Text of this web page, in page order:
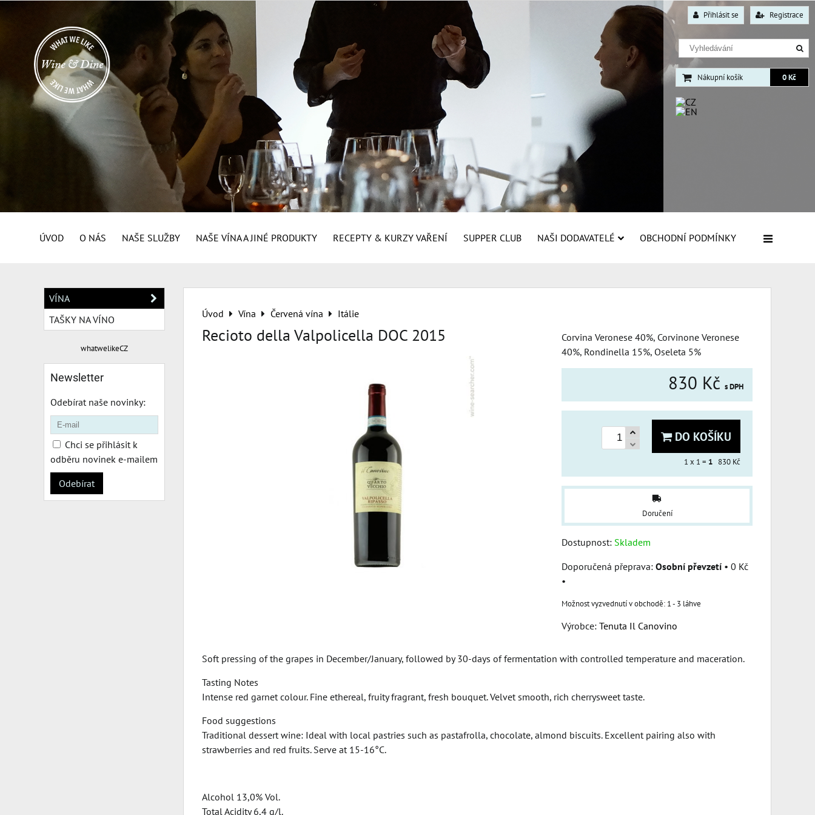
Přihlásit se Registrace
Nákupní košík 0 Kč
ÚVOD O NÁS NAŠE SLUŽBY NAŠE VÍNA A JINÉ PRODUKTY RECEPTY & KURZY VAŘENÍ SUPPER CLUB NAŠI DODAVATELÉ OBCHODNÍ PODMÍNKY
Úvod Vína Červená vína Itálie
Recioto della Valpolicella DOC 2015
Corvina Veronese 40%, Corvinone Veronese
40%, Rondinella 15%, Oseleta 5%
830 Kč s DPH
DO KOŠÍKU
1 x 1 = 1 830 Kč
Doručení
Dostupnost: Skladem
Osobní převzetí • 0 Kč
•
1 - 3 láhve
Výrobce: Tenuta Il Canovino
Soft pressing of the grapes in December/January, followed by 30-days of fermentation with controlled temperature and maceration.
Tasting Notes
Intense red garnet colour. Fine ethereal, fruity fragrant, fresh bouquet. Velvet smooth, rich cherrysweet taste.
Food suggestions
Traditional dessert wine: Ideal with local pastries such as pastafrolla, chocolate, almond biscuits. Excellent pairing also with
strawberries and red fruits. Serve at 15-16°C.
Alcohol 13,0% Vol.
Total Acidity 6,4 g/l.
VÍNA
TAŠKY NA VÍNO
whatwelikeCZ
Newsletter
Odebírat naše novinky:
Chci se přihlásit k
odběru novinek e-mailem
Odebírat